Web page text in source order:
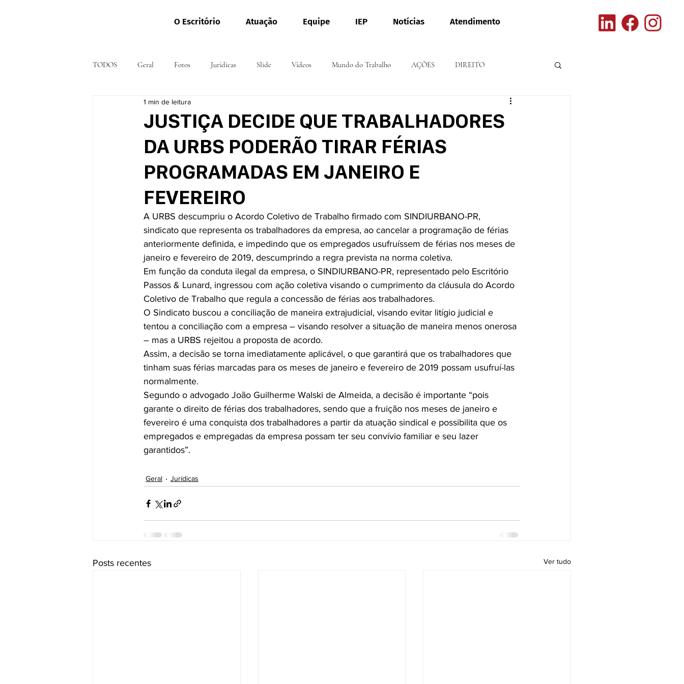
O Escritório Atuação Equipe IEP Notícias Atendimento
TODOS Geral Fotos Jurídicas Slide Vídeos Mundo do Trabalho AÇÕES DIREITO
JUSTIÇA DECIDE QUE TRABALHADORES
DA URBS PODERÃO TIRAR FÉRIAS
PROGRAMADAS EM JANEIRO E
FEVEREIRO
1 min de leitura
A URBS descumpriu o Acordo Coletivo de Trabalho firmado com SINDIURBANO-PR,
sindicato que representa os trabalhadores da empresa, ao cancelar a programação de férias
anteriormente definida, e impedindo que os empregados usufruíssem de férias nos meses de
janeiro e fevereiro de 2019, descumprindo a regra prevista na norma coletiva.
Em função da conduta ilegal da empresa, o SINDIURBANO-PR, representado pelo Escritório
Passos & Lunard, ingressou com ação coletiva visando o cumprimento da cláusula do Acordo
Coletivo de Trabalho que regula a concessão de férias aos trabalhadores.
O Sindicato buscou a conciliação de maneira extrajudicial, visando evitar litígio judicial e
tentou a conciliação com a empresa – visando resolver a situação de maneira menos onerosa
– mas a URBS rejeitou a proposta de acordo.
Assim, a decisão se torna imediatamente aplicável, o que garantirá que os trabalhadores que
tinham suas férias marcadas para os meses de janeiro e fevereiro de 2019 possam usufruí-las
normalmente.
Segundo o advogado João Guilherme Walski de Almeida, a decisão é importante “pois
garante o direito de férias dos trabalhadores, sendo que a fruição nos meses de janeiro e
fevereiro é uma conquista dos trabalhadores a partir da atuação sindical e possibilita que os
empregados e empregadas da empresa possam ter seu convívio familiar e seu lazer
garantidos”.
Geral Jurídicas
Posts recentes Ver tudo